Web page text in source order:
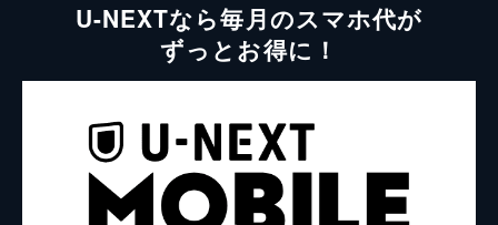
U-NEXTなら毎月のスマホ代が
ずっとお得に！